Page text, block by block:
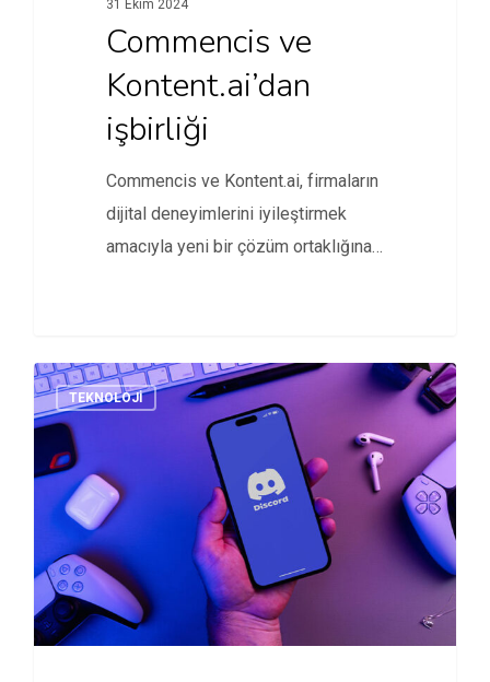
31 Ekim 2024
Commencis ve
Kontent.ai’dan
işbirliği
Commencis ve Kontent.ai, firmaların
dijital deneyimlerini iyileştirmek
amacıyla yeni bir çözüm ortaklığına
TEKNOLOJI